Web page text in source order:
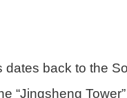
back to the
“Jingsheng